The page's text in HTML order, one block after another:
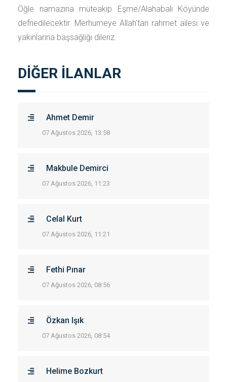
Öğle namazına müteakip Eşme/Alahabalı Köyünde
defnedilecektir. Merhumeye Allah'tan rahmet ailesi ve
yakınlarına başsağlığı dileriz.
DİĞER İLANLAR
Ahmet Demir
07 Ağustos 2026, 13:58
Makbule Demirci
07 Ağustos 2026, 11:23
Celal Kurt
07 Ağustos 2026, 11:21
Fethi Pınar
07 Ağustos 2026, 08:56
Özkan Işık
07 Ağustos 2026, 08:54
Helime Bozkurt